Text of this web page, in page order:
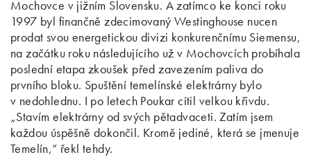
Mochovce v jižním Slovensku. A zatímco ke konci roku
1997 byl finančně zdecimovaný Westinghouse nucen
prodat svou energetickou divizi konkurenčnímu Siemensu,
na začátku roku následujícího už v Mochovcích probíhala
poslední etapa zkoušek před zavezením paliva do
prvního bloku. Spuštění temelínské elektrárny bylo
v nedohlednu. I po letech Poukar cítil velkou křivdu.
„Stavím elektrárny od svých pětadvaceti. Zatím jsem
každou úspěšně dokončil. Kromě jediné, která se jmenuje
Temelín,“ řekl tehdy.